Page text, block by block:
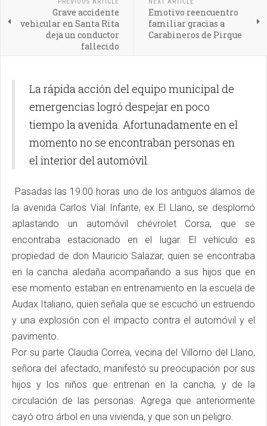
Grave accidente
vehicular en Santa Rita
deja un conductor
fallecido
Emotivo reencuentro
familiar gracias a
Carabineros de Pirque
La rápida acción del equipo municipal de
emergencias logró despejar en poco
tiempo la avenida. Afortunadamente en el
momento no se encontraban personas en
el interior del automóvil.
Pasadas las 19:00 horas uno de los antiguos álamos de
la avenida Carlos Vial Infante, ex El Llano, se desplomó
aplastando un automóvil chévrolet Corsa, que se
encontraba estacionado en el lugar. El vehículo es
propiedad de don Mauricio Salazar, quien se encontraba
en la cancha aledaña acompañando a sus hijos que en
ese momento estaban en entrenamiento en la escuela de
Audax Italiano, quien señala que se escuchó un estruendo
y una explosión con el impacto contra el automóvil y el
pavimento.
Por su parte Claudia Correa, vecina del Villorrio del Llano,
señora del afectado, manifestó su preocupación por sus
hijos y los niños que entrenan en la cancha, y de la
circulación de las personas. Agrega que anteriormente
cayó otro árbol en una vivienda, y que son un peligro.